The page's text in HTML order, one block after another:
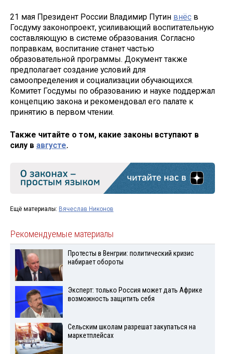
21 мая Президент России Владимир Путин внёс в
Госдуму законопроект, усиливающий воспитательную
составляющую в системе образования. Согласно
поправкам, воспитание станет частью
образовательной программы. Документ также
предполагает создание условий для
самоопределения и социализации обучающихся.
Комитет Госдумы по образованию и науке поддержал
концепцию закона и рекомендовал его палате к
принятию в первом чтении.
Также читайте о том, какие законы вступают в
силу в августе.
Ещё материалы: Вячеслав Никонов
Рекомендуемые материалы
Протесты в Венгрии: политический кризис
набирает обороты
Эксперт: только Россия может дать Африке
возможность защитить себя
Сельским школам разрешат закупаться на
маркетплейсах